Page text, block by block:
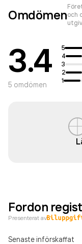
Omdömenoch
3.4
5 omdömen
5
4
3
2
1
Fordon
Presenterat av
Senaste införskaffat